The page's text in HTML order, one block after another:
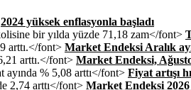
2024 yüksek enflasyonla başladı
Market Endeksi Aralık
Market Endeksi,
Fiyat artışı
Market Endeksi 2026